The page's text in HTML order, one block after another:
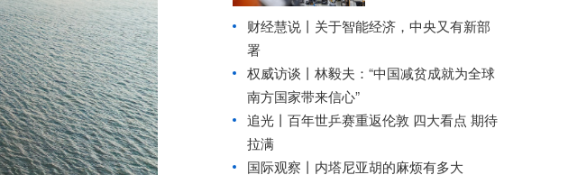
财经慧说丨关于智能经济，中央又有新部
署
权威访谈丨林毅夫：“中国减贫成就为全球
南方国家带来信心”
追光丨 百年世乒赛重返伦敦 四大看点 期待
拉满
国际观察丨 内塔尼亚胡的麻烦有多大